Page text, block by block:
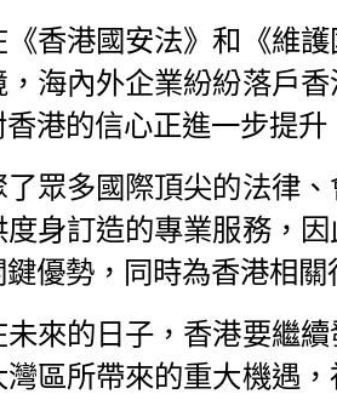
《香港國安法》和《維
海內外企業紛紛落戶
港的信心正進一步提升
眾多國際頂尖的法律
身訂造的專業服務，
優勢，同時為香港相
未來的日子，香港要繼
區所帶來的重大機遇